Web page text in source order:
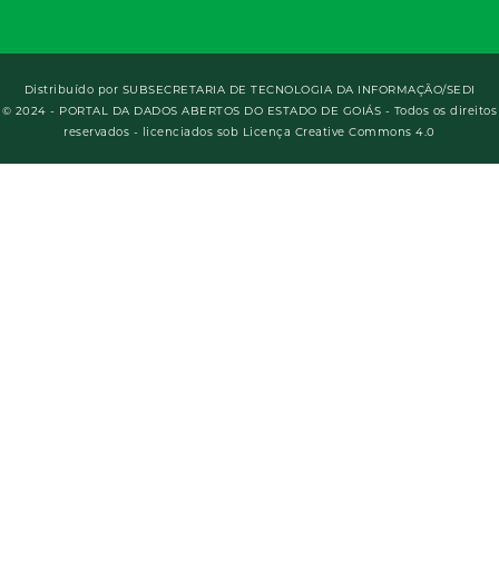
Distribuído por SUBSECRETARIA DE TECNOLOGIA DA INFORMAÇÃO/SEDI
© 2024 - PORTAL DA DADOS ABERTOS DO ESTADO DE GOIÁS - Todos os direitos
reservados - licenciados sob Licença Creative Commons 4.0